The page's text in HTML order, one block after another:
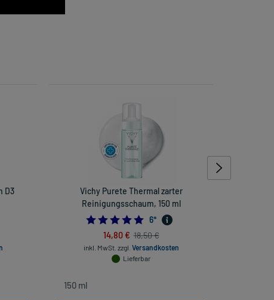
D3
Vichy Purete Thermal zarter
Reinigungsschaum, 150 ml
5.0
6*
14,80 € 18,50 €
inkl. MwSt. zzgl. Versandkosten
Lieferbar